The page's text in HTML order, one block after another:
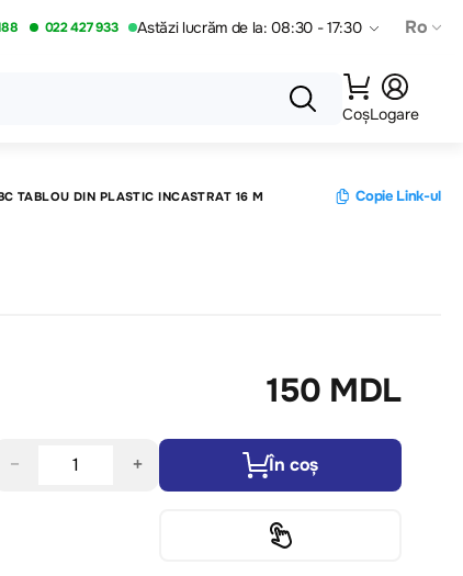
022 427 933 Astăzi lucrăm de la: 08:30 - 17:30 Ro
CoșLogare
TABLOU DIN PLASTIC INCASTRAT 16 M Copie Link-ul
150 MDL
− + În coș